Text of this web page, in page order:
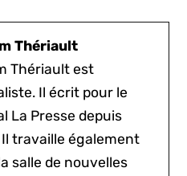
Thériault
Thériault est
Il écrit pour le
La Presse depuis
Il travaille également
salle de nouvelles